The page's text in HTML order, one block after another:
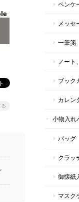
ペンケ
メッセ
一筆箋
ノート
ブック
カレン
小物入れ
バッグ
クラッ
御懐紙
マスク